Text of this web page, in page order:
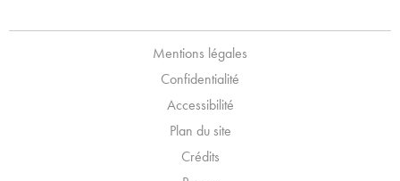
Mentions légales
Confidentialité
Accessibilité
Plan du site
Crédits